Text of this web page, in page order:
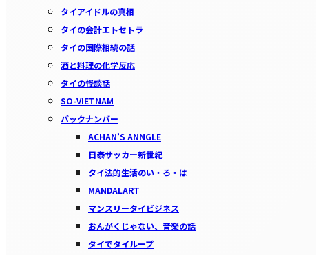
タイアイドルの真相
タイの会計エトセトラ
タイの国際相続の話
酒と料理の化学反応
タイの怪談話
SO-VIETNAM
バックナンバー
ACHAN’S ANNGLE
日泰サッカー新世紀
タイ法的生活のい・ろ・は
MANDALART
マンスリータイビジネス
おんがくじゃない、音楽の話
タイでタイループ